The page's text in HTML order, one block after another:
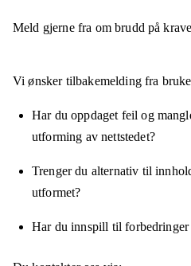
Meld gjerne fra om brudd på
Vi ønsker tilbakemelding fra
Har du oppdaget feil og
utforming av nettstedet?
Trenger du alternativ til
utformet?
Har du innspill til forbedringer